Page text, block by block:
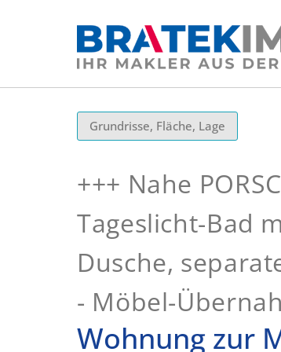
Grundrisse, Fläche, Lage
+++ Nahe
Tageslicht-Bad
Dusche,
- Möbel-
Wohnung zur